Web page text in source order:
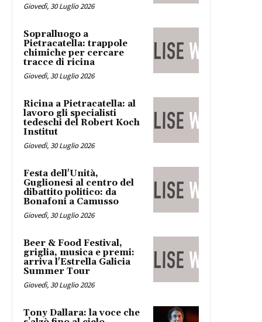
Giovedì, 30 Luglio 2026
Sopralluogo a
Pietracatella: trappole
chimiche per cercare
tracce di ricina
Giovedì, 30 Luglio 2026
Ricina a Pietracatella: al
lavoro gli specialisti
tedeschi del Robert Koch
Institut
Giovedì, 30 Luglio 2026
Festa dell'Unità,
Guglionesi al centro del
dibattito politico: da
Bonafoni a Camusso
Giovedì, 30 Luglio 2026
Beer & Food Festival,
griglia, musica e premi:
arriva l'Estrella Galicia
Summer Tour
Giovedì, 30 Luglio 2026
Tony Dallara: la voce che